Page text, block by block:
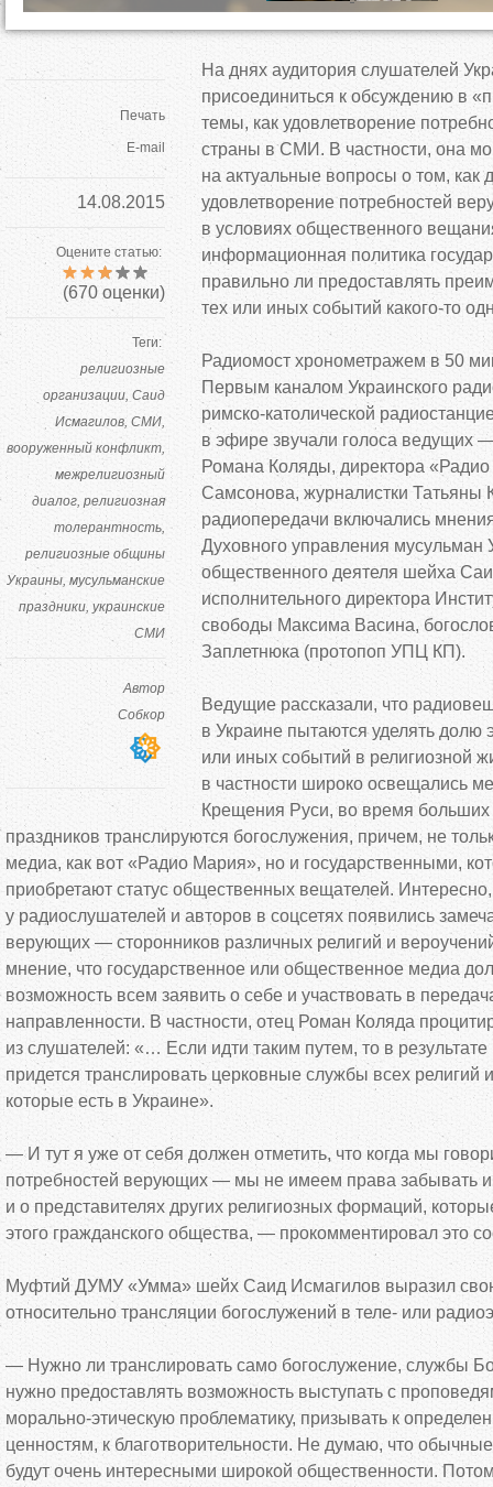
Печать
E-mail
14.08.2015
Оцените статью:
(670 оценки)
Теги:
религиозные
организации Саид
Исмагилов СМИ
вооруженный конфликт
межрелигиозный
диалог религиозная
толерантность
религиозные общины
Украины мусульманские
праздники украинские
СМИ
Автор
Собкор
На днях аудитория слушателей
присоединиться к обсуждению в «
темы, как удовлетворение
страны в СМИ. В частности, она
на актуальные вопросы о том, как
удовлетворение потребностей
в условиях общественного
информационная политика
правильно ли предоставлять
тех или иных событий какого-то
Радиомост хронометражем в 50
Первым каналом Украинского
римско-католической
в эфире звучали голоса ведущих
Романа Коляды, директора «
Самсонова, журналистки Татьяны
радиопередачи включались
Духовного управления мусульман
общественного деятеля шейха
исполнительного директора
свободы Максима Васина,
Заплетнюка (протопоп УПЦ КП).
Ведущие рассказали, что
в Украине пытаются уделять
или иных событий в религиозной
в частности широко освещались
Крещения Руси, во время больших
праздников транслируются богослужения, причем, не
медиа, как вот «Радио Мария», но и государственными,
приобретают статус общественных вещателей.
у радиослушателей и авторов в соцсетях появились
верующих — сторонников различных религий и
мнение, что государственное или общественное медиа
возможность всем заявить о себе и участвовать в
направленности. В частности, отец Роман Коляда
из слушателей: «… Если идти таким путем, то в результате
придется транслировать церковные службы всех религий и
которые есть в Украине».
— И тут я уже от себя должен отметить, что когда мы
потребностей верующих — мы не имеем права забывать и
и о представителях других религиозных формаций,
этого гражданского общества, — прокомментировал это
Муфтий ДУМУ «Умма» шейх Саид Исмагилов выразил
относительно трансляции богослужений в теле- или
— Нужно ли транслировать само богослужение, службы
нужно предоставлять возможность выступать с
морально-этическую проблематику, призывать к
ценностям, к благотворительности. Не думаю, что
будут очень интересными широкой общественности.